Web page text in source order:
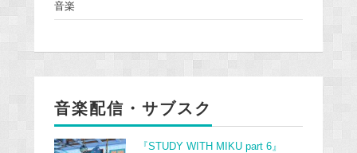
音楽
音楽配信・サブスク
『STUDY WITH MIKU part 6』